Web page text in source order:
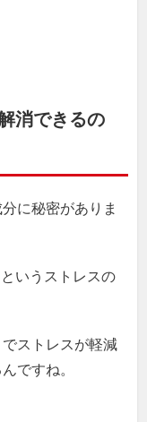
消できるの
に秘密がありま
というストレスの
ストレスが軽減
ですね。